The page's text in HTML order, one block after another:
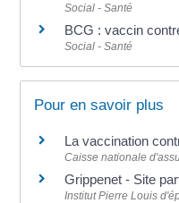
Social - Santé
BCG : vaccin
Social - Santé
Pour en savoir plus
La vaccination
Caisse nationale
Grippenet - Site
Institut Pierre Louis